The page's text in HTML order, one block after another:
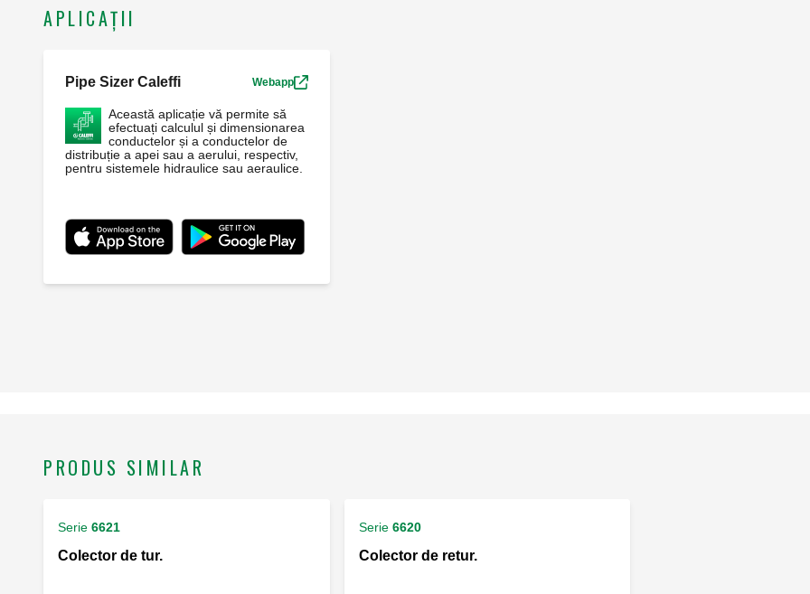
APLICAȚII
Pipe Sizer Caleffi Webapp
Această aplicație vă permite să
efectuați calculul și dimensionarea
conductelor și a conductelor de
distribuție a apei sau a aerului, respectiv,
pentru sistemele hidraulice sau aeraulice.
PRODUS SIMILAR
Serie 6621
Colector de tur.
Serie 6620
Colector de retur.